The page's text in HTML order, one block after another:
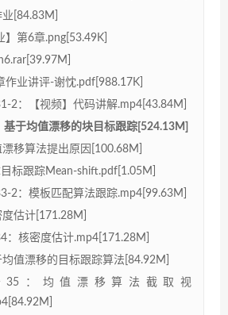
[84.83M]
】第6章.png[53.49K]
作业讲评-谢忱.pdf[988.17K]
2：【视频】代码讲解.mp4[43.84M]
于均值漂移的块目标跟踪[524.13M]
移算法提出原因[100.68M]
标跟踪Mean-shift.pdf[1.05M]
2：模板匹配算法跟踪.mp4[99.63M]
估计[171.28M]
：核密度估计.mp4[171.28M]
值漂移的目标跟踪算法[84.92M]
35：均值漂移算法截取视